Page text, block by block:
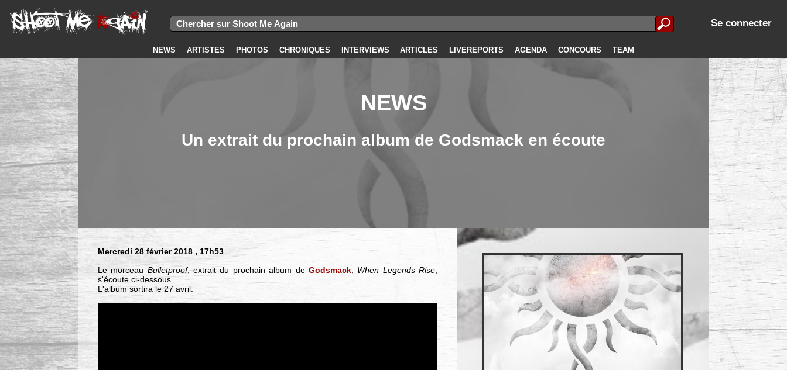
Se connecter
NEWS ARTISTES PHOTOS CHRONIQUES INTERVIEWS ARTICLES LIVEREPORTS AGENDA CONCOURS TEAM
NEWS
Un extrait du prochain album de Godsmack en écoute
Mercredi 28 février 2018 , 17h53
Le morceau Bulletproof, extrait du prochain album deGodsmack, When Legends Rise,
s'écoute ci-dessous.
L'album sortira le 27 avril.